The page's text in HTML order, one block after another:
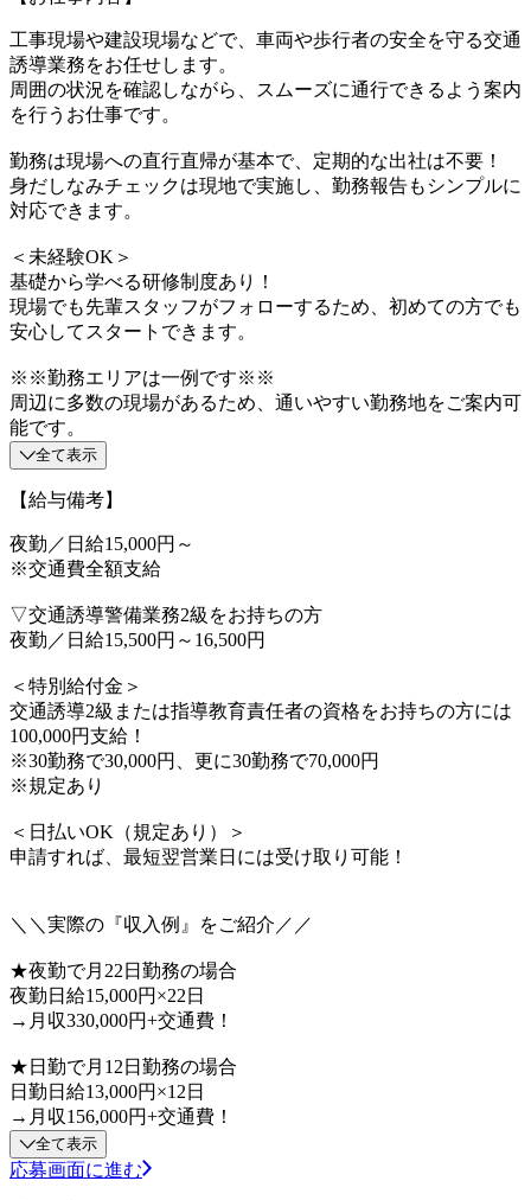
工事現場や建設現場などで、車両や歩行者の安全を守る交通
誘導業務をお任せします。
周囲の状況を確認しながら、スムーズに通行できるよう案内
を行うお仕事です。
勤務は現場への直行直帰が基本で、定期的な出社は不要！
身だしなみチェックは現地で実施し、勤務報告もシンプルに
対応できます。
＜未経験OK＞
基礎から学べる研修制度あり！
現場でも先輩スタッフがフォローするため、初めての方でも
安心してスタートできます。
※※勤務エリアは一例です※※
周辺に多数の現場があるため、通いやすい勤務地をご案内可
能です。
全て表示
【給与備考】
夜勤／日給15,000円～
※交通費全額支給
▽交通誘導警備業務2級をお持ちの方
夜勤／日給15,500円～16,500円
＜特別給付金＞
交通誘導2級または指導教育責任者の資格をお持ちの方には
100,000円支給！
※30勤務で30,000円、更に30勤務で70,000円
※規定あり
＜日払いOK（規定あり）＞
申請すれば、最短翌営業日には受け取り可能！
＼＼実際の『収入例』をご紹介／／
★夜勤で月22日勤務の場合
夜勤日給15,000円×22日
→月収330,000円+交通費！
★日勤で月12日勤務の場合
日勤日給13,000円×12日
→月収156,000円+交通費！
全て表示
応募画面に進む